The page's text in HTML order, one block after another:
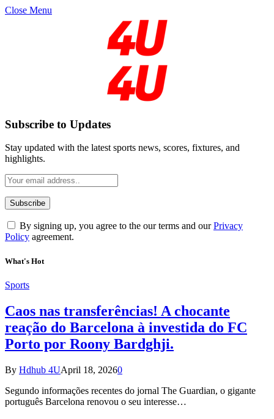
Close Menu
Subscribe to Updates
Stay updated with the latest sports news, scores, fixtures, and
highlights.
By signing up, you agree to the our terms and ourPrivacy
Policy agreement.
What's Hot
Sports
Caos nas transferências! A chocante
reação do Barcelona à investida do FC
Porto por Roony Bardghji.
By Hdhub 4UApril 18, 20260
Segundo informações recentes do jornal The Guardian, o gigante
português Barcelona renovou o seu interesse…